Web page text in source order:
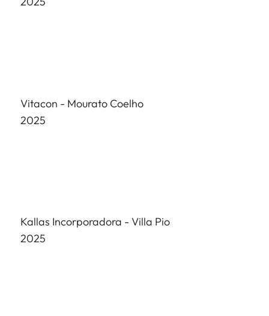
Vitacon - Mourato Coelho
2025
Kallas Incorporadora - Villa Pio
2025